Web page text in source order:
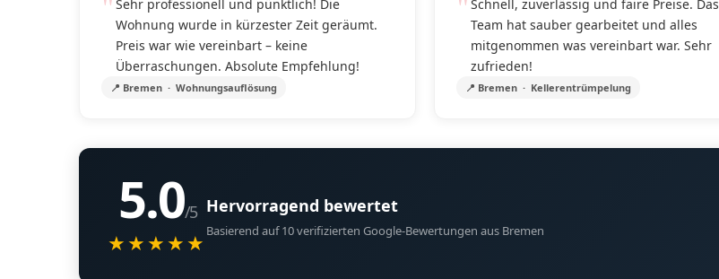
Sehr professionell und pünktlich! Die
Wohnung wurde in kürzester Zeit geräumt.
Preis war wie vereinbart – keine
Überraschungen. Absolute Empfehlung!
📍 Bremen · Wohnungsauflösung
Schnell, zuverlässig und faire Preise. Das
Team hat sauber gearbeitet und alles
mitgenommen was vereinbart war. Sehr
zufrieden!
📍 Bremen · Kellerentrümpelung
5.0/5
★★★★★
Hervorragend bewertet
Basierend auf 10 verifizierten Google-Bewertungen aus Bremen